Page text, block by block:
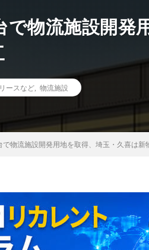
物流施設開発
ースなど 物流施設
で物流施設開発用地を取得、埼玉・久喜は新